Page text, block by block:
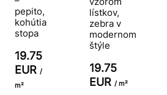
pepito,
kohútia
stopa
19.75
EUR /
m²
lístkov,
zebra v
modernom
štýle
19.75
EUR / m²